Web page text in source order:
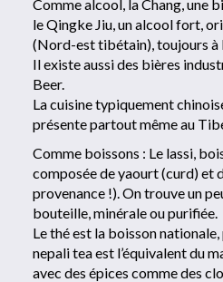
Comme alcool, la Chang, une
le Qingke Jiu, un alcool fort,
(Nord-est tibétain), toujours à
Il existe aussi des bières
Beer.
La cuisine typiquement
présente partout même au
Comme boissons : Le lassi,
composée de yaourt (curd) et
provenance !). On trouve un
bouteille, minérale ou purifiée.
Le thé est la boisson
nepali tea est l’équivalent du
avec des épices comme des